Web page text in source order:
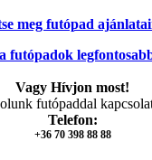
meg futópad
futópadok
Vagy Hívjon most!
futópaddal
Telefon:
+36 70 398 88 88